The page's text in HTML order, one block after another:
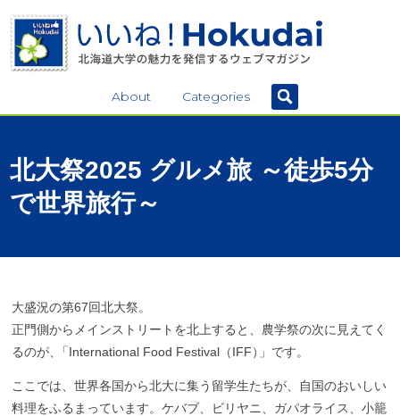
About Categories
北大祭2025 グルメ旅～徒歩5分
で世界旅行～
大盛況の第67回北大祭。
正門側からメインストリートを北上すると、農学祭の次に見えてく
るのが、 「International Food Festival（IFF） 」です。
ここでは、世界各国から北大に集う留学生たちが、自国のおいしい
料理をふるまっています。 ケバブ、ビリヤニ、ガパオライス、小籠